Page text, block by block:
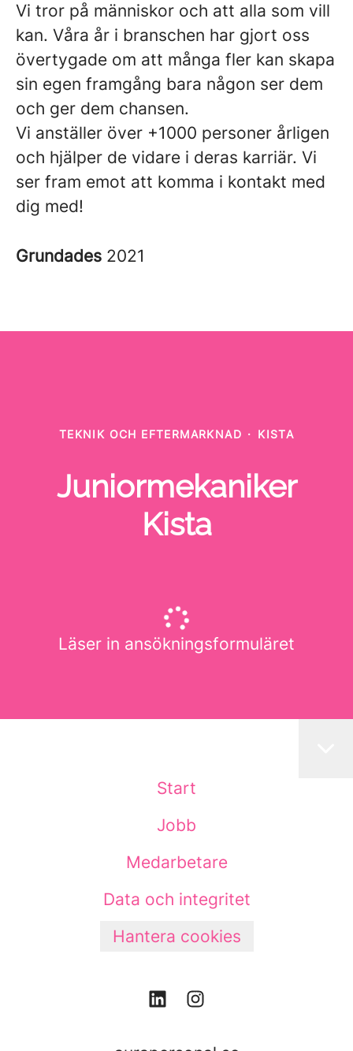
Vi tror på människor och att alla som vill
kan. Våra år i branschen har gjort oss
övertygade om att många fler kan skapa
sin egen framgång bara någon ser dem
och ger dem chansen.
Vi anställer över +1000 personer årligen
och hjälper de vidare i deras karriär. Vi
ser fram emot att komma i kontakt med
dig med!
Grundades 2021
TEKNIK OCH EFTERMARKNAD · KISTA
Juniormekaniker
Kista
Läser in ansökningsformuläret
Start
Jobb
Medarbetare
Data och integritet
Hantera cookies